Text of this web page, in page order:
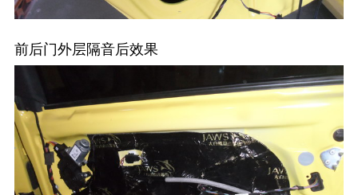
前后门外层隔音后效果